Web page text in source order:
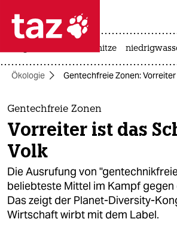
 taz zahl ich
taz zahl ich
themen
politik
öko
gesellschaft
kultur
hitze
Ökologie Gentechfreie Zonen:
Gentechfreie Zonen
Vorreiter ist das
Volk
Die Ausrufung von
beliebteste Mittel im Kampf gegen
Das zeigt der Planet-Diversity-
Wirtschaft wirbt mit dem Label.